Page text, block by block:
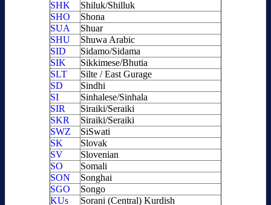
SHK
Shiluk/Shilluk
SHO
Shona
SUA
Shuar
SHU
Shuwa Arabic
SID
Sidamo/Sidama
SIK
Sikkimese/Bhutia
SLT
Silte / East Gurage
SD
Sindhi
SI
Sinhalese/Sinhala
SIR
Siraiki/Seraiki
SKR
Siraiki/Seraiki
SWZ
SiSwati
SK
Slovak
SV
Slovenian
SO
Somali
SON
Songhai
SGO
Songo
KUs
Sorani (Central) Kurdish